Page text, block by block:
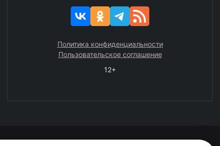
Политика конфиденциальности
Пользовательское соглашение
12+